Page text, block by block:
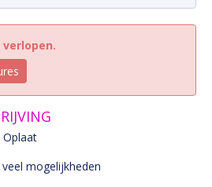
Oplaat
mogelijkheden